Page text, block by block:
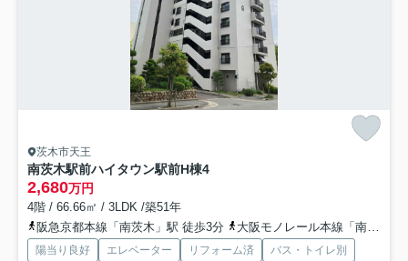
茨木市天王
南茨木駅前ハイタウン駅前H棟4
2,680万円
4階 / 66.66㎡ / 3LDK /築51年
阪急京都本線「南茨木」駅 徒歩3分
大阪モノレール本線「南茨木」駅 徒歩3分
陽当り良好 エレベーター リフォーム済
バス・トイレ別